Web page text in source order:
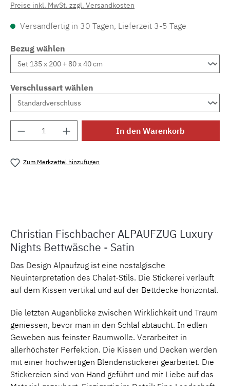
Preise inkl. MwSt. zzgl. Versandkosten
Versandfertig in 30 Tagen, Lieferzeit 3-5 Tage
Bezug wählen
Verschlussart wählen
Produkt Anzahl: Gib den gewünschten
In den Warenkorb
Zum Merkzettel hinzufügen
Christian Fischbacher ALPAUFZUG Luxury
Nights Bettwäsche - Satin
Das Design Alpaufzug ist eine nostalgische
Neuinterpretation des Chalet-Stils. Die Stickerei verläuft
auf dem Kissen vertikal und auf der Bettdecke horizontal.
Die letzten Augenblicke zwischen Wirklichkeit und Traum
geniessen, bevor man in den Schlaf abtaucht. In edlen
Geweben aus feinster Baumwolle. Verarbeitet in
allerhöchster Perfektion. Die Kissen und Decken werden
mit einer hochwertigen Blendenstickerei gearbeitet. Die
Stickereien sind von Hand geführt und mit Liebe auf das